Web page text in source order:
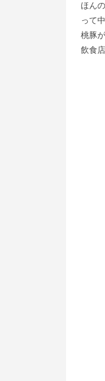
ほん
って
桃豚
飲食